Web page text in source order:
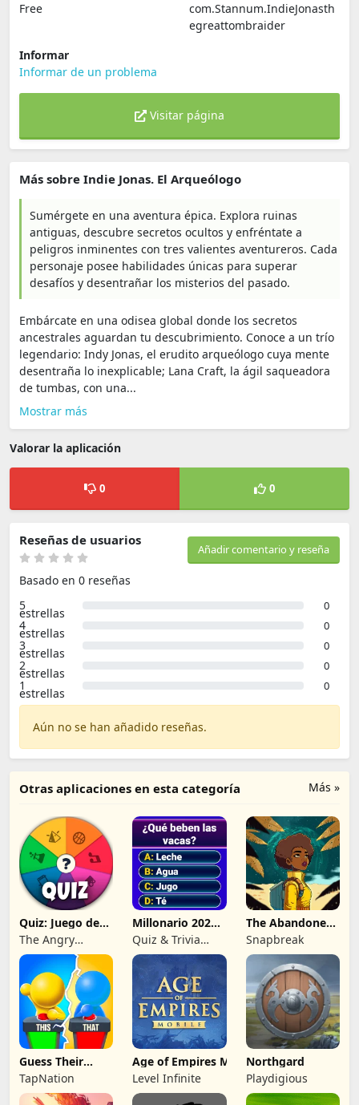
Free
com.Stannum.IndieJonasth
egreattombraider
Informar
Informar de un problema
Visitar página
Más sobre Indie Jonas. El Arqueólogo
Sumérgete en una aventura épica. Explora ruinas
antiguas, descubre secretos ocultos y enfréntate a
peligros inminentes con tres valientes aventureros. Cada
personaje posee habilidades únicas para superar
desafíos y desentrañar los misterios del pasado.
Embárcate en una odisea global donde los secretos
ancestrales aguardan tu descubrimiento. Conoce a un trío
legendario: Indy Jonas, el erudito arqueólogo cuya mente
desentraña lo inexplicable; Lana Craft, la ágil saqueadora
de tumbas, con una...
Mostrar más
Valorar la aplicación
0 0
Añadir comentario y reseña
Reseñas de usuarios
Basado en 0 reseñas
5
estrellas 0
4
estrellas 0
3
estrellas 0
2
estrellas 0
1
estrellas 0
Aún no se han añadido reseñas.
Más »
Otras aplicaciones en esta categoría
Quiz: Juego de
Preguntas
The Angry
Kraken
Millonario 2026:
trivia quiz
Quiz & Trivia
Games by
Submarine Apps
The Abandoned
Planet
Snapbreak
Guess Their
Answer - IQ
Games
TapNation
Age of Empires Mobile
Level Infinite
Northgard
Playdigious